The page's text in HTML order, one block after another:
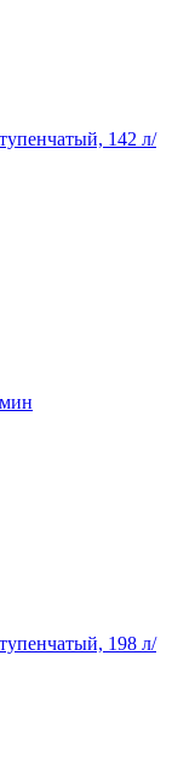
142 л/
198 л/